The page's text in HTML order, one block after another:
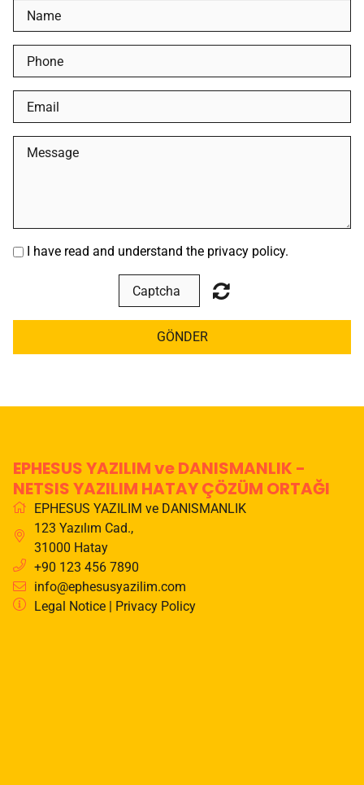
I have read and understand the privacy policy.
GÖNDER
EPHESUS YAZILIM ve DANISMANLIK -
NETSIS YAZILIM HATAY ÇÖZÜM ORTAĞI
EPHESUS YAZILIM ve DANISMANLIK
123 Yazılım Cad.,
31000 Hatay
+90 123 456 7890
info@ephesusyazilim.com
Legal Notice| Privacy Policy